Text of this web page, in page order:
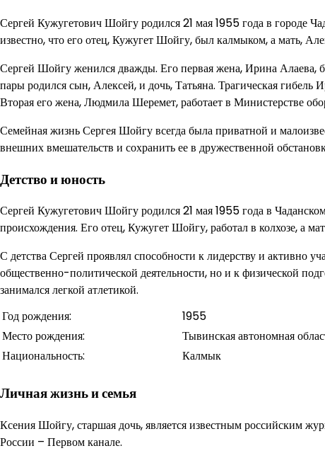
Сергей Кужугетович Шойгу родился 21 мая 1955 года в городе
известно, что его отец, Кужугет Шойгу, был калмыком, а мать,
Сергей Шойгу женился дважды. Его первая жена, Ирина
пары родился сын, Алексей, и дочь, Татьяна. Трагическая
Вторая его жена, Людмила Шеремет, работает в Министерстве
Семейная жизнь Сергея Шойгу всегда была приватной и
внешних вмешательств и сохранить ее в дружественной
Детство и юность
Сергей Кужугетович Шойгу родился 21 мая 1955 года в
происхождения. Его отец, Кужугет Шойгу, работал в колхозе, а
С детства Сергей проявлял способности к лидерству и активно
общественно-политической деятельности, но и к физической
занимался легкой атлетикой.
Год рождения:
1955
Место рождения:
Тывинская автономная
Национальность:
Калмык
Личная жизнь и семья
Ксения Шойгу, старшая дочь, является известным российским
России – Первом канале.